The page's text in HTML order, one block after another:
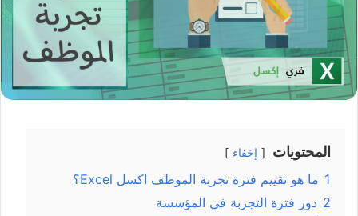
المحتويات إخفاء
1 ما هو تقييم فترة تجربة الموظف اكسل Excel؟
2 دور فترة التجربة في المؤسسة